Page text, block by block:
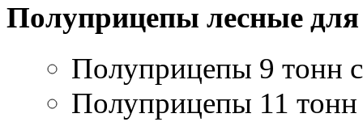
Полуприцепы лесные для
Полуприцепы 9 тонн
Полуприцепы 11